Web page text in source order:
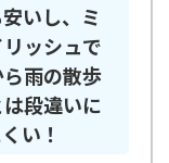
いし、ミ
ッシュで
雨の散歩
段違いに
い！